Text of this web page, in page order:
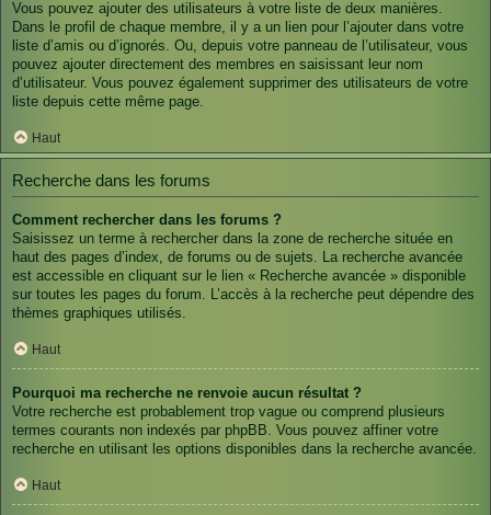
Vous pouvez ajouter des utilisateurs à votre liste de deux manières.
Dans le profil de chaque membre, il y a un lien pour l’ajouter dans votre
liste d’amis ou d’ignorés. Ou, depuis votre panneau de l’utilisateur, vous
pouvez ajouter directement des membres en saisissant leur nom
d’utilisateur. Vous pouvez également supprimer des utilisateurs de votre
liste depuis cette même page.
Haut
Recherche dans les forums
Comment rechercher dans les forums ?
Saisissez un terme à rechercher dans la zone de recherche située en
haut des pages d’index, de forums ou de sujets. La recherche avancée
est accessible en cliquant sur le lien « Recherche avancée » disponible
sur toutes les pages du forum. L’accès à la recherche peut dépendre des
thèmes graphiques utilisés.
Haut
Pourquoi ma recherche ne renvoie aucun résultat ?
Votre recherche est probablement trop vague ou comprend plusieurs
termes courants non indexés par phpBB. Vous pouvez affiner votre
recherche en utilisant les options disponibles dans la recherche avancée.
Haut